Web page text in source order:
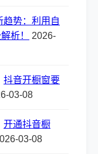
趋势：利用自
析！
2026-
抖音开橱窗要
03-08
开通抖音橱
03-08